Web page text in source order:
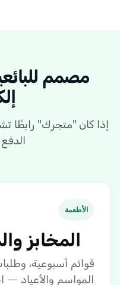
مصمم
إذا كان "متجرك" رابطًا
الأطعمة
المخابز
قوائم أسبوعية،
المواسم والأعياد —